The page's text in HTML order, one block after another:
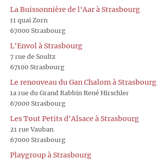
La Buissonnière de l'Aar à Strasbourg
11 quai Zorn
67000 Strasbourg
L'Envol à Strasbourg
7 rue de Soultz
67100 Strasbourg
Le renouveau du Gan Chalom à Strasbourg
1a rue du Grand Rabbin René Hirschler
67000 Strasbourg
Les Tout Petits d'Alsace à Strasbourg
21 rue Vauban
67000 Strasbourg
Playgroup à Strasbourg